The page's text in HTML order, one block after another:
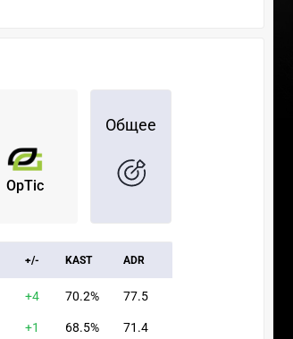
OpTic
Общее
+/- KAST ADR
+4 70.2% 77.5
+1 68.5% 71.4